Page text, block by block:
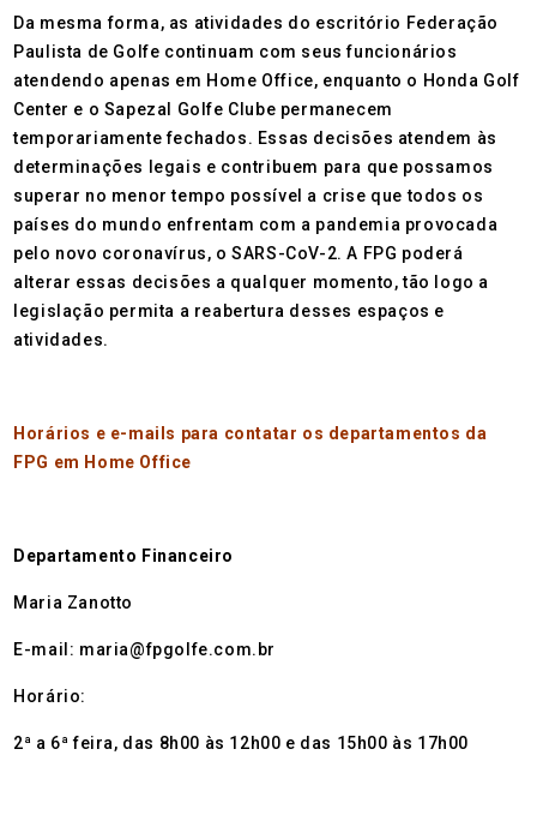
Da mesma forma, as atividades do escritório Federação
Paulista de Golfe continuam com seus funcionários
atendendo apenas em Home Office, enquanto o Honda Golf
Center e o Sapezal Golfe Clube permanecem
temporariamente fechados. Essas decisões atendem às
determinações legais e contribuem para que possamos
superar no menor tempo possível a crise que todos os
países do mundo enfrentam com a pandemia provocada
pelo novo coronavírus, o SARS-CoV-2. A FPG poderá
alterar essas decisões a qualquer momento, tão logo a
legislação permita a reabertura desses espaços e
atividades.
Horários e e-mails para contatar os departamentos da
FPG em Home Office
Departamento Financeiro
Maria Zanotto
E-mail: maria@fpgolfe.com.br
Horário:
2ª a 6ª feira, das 8h00 às 12h00 e das 15h00 às 17h00